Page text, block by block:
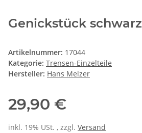
Genickstück schwarz
Artikelnummer: 17044
Kategorie: Trensen-Einzelteile
Hersteller: Hans Melzer
29,90 €
inkl. 19% USt. , zzgl. Versand